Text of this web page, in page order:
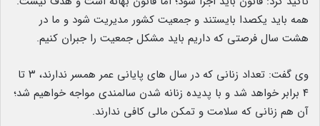
همه باید یکصدا بایستند و جمعیت کشور مدیریت شود و ما در
هشت سال فرصتی که داریم باید مشکل جمعیت را جبران کنیم.
وی گفت: تعداد زنانی که در سال ‌های پایانی عمر همسر ندارند، ٣ تا
۴ برابر خواهد شد و با پدیده زنانه شدن سالمندی مواجه خواهیم شد؛
آن هم زنانی که سلامت و تمکن مالی کافی ندارند.